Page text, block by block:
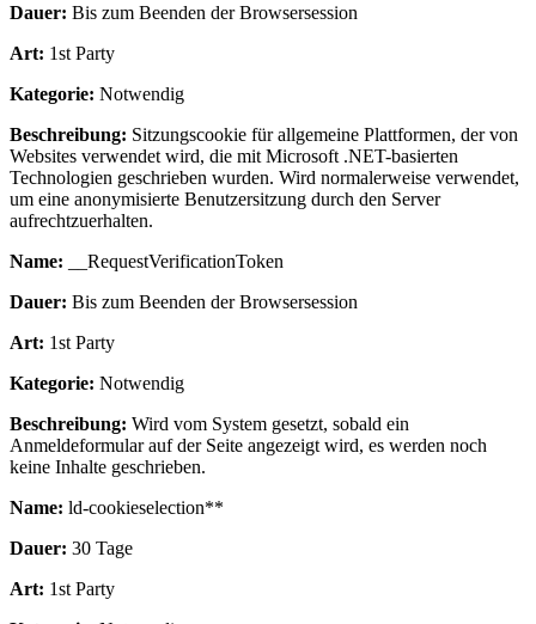
Dauer: Bis zum Beenden der Browsersession
Art: 1st Party
Kategorie: Notwendig
Beschreibung: Sitzungscookie für allgemeine Plattformen, der von
Websites verwendet wird, die mit Microsoft .NET-basierten
Technologien geschrieben wurden. Wird normalerweise verwendet,
um eine anonymisierte Benutzersitzung durch den Server
aufrechtzuerhalten.
Name: __RequestVerificationToken
Dauer: Bis zum Beenden der Browsersession
Art: 1st Party
Kategorie: Notwendig
Beschreibung: Wird vom System gesetzt, sobald ein
Anmeldeformular auf der Seite angezeigt wird, es werden noch
keine Inhalte geschrieben.
Name: ld-cookieselection**
Dauer: 30 Tage
Art: 1st Party